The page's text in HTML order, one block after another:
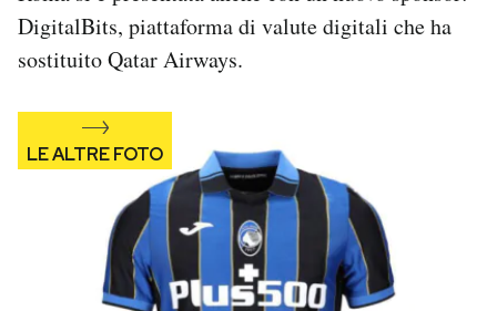
DigitalBits, piattaforma di valute digitali che ha
sostituito Qatar Airways.